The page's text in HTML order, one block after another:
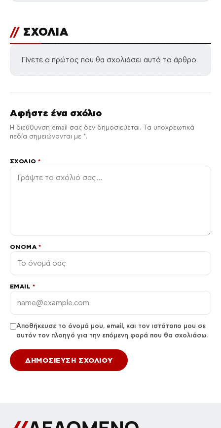
// ΣΧΟΛΙΑ
Γίνετε ο πρώτος που θα σχολιάσει αυτό το άρθρο.
Αφήστε ένα σχόλιο
Η διεύθυνση email σας δεν δημοσιεύεται. Τα υποχρεωτικά
πεδία σημειώνονται με *.
ΣΧΌΛΙΟ*
ΌΝΟΜΑ *
EMAIL *
Αποθήκευσε το όνομά μου, email, και τον ιστότοπο μου σε
αυτόν τον πλοηγό για την επόμενη φορά που θα σχολιάσω.